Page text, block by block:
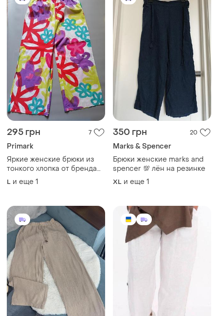
295 грн 7
Primark
Яркие женские брюки из
тонкого хлопка от бренда
primark
L и еще 1
350 грн 20
Marks & Spencer
Брюки женские marks and
spencer 💯 лён на резинке
XL и еще 1